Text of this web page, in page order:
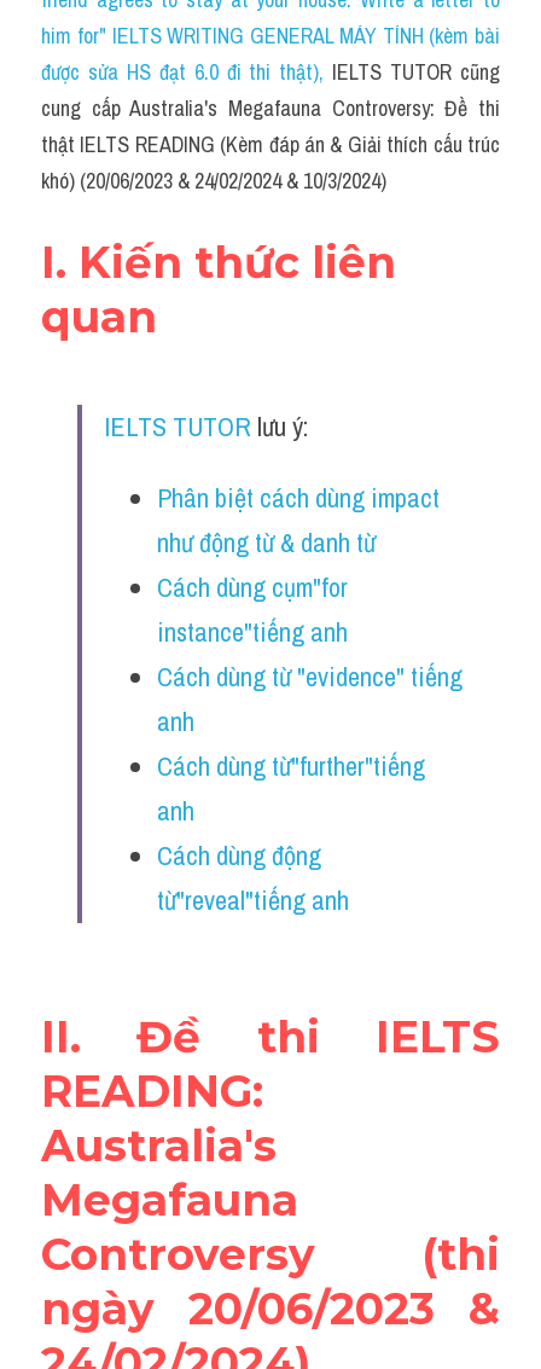
Grammar
Collocation
Cách paraphrase
Part 2
Verb
Cấu trúc câu
Đề thi thật Task 1
Cách dùng từ
Từ vựng theo tiền tố
Phân biệt từ
Report đề thi thật IELTS
Writing
Reading
Homepage
him for" IELTS WRITING GENERAL MÁY TÍNH (kèm bài
được sửa HS đạt 6.0 đi thi thật), IELTS TUTOR cũng
cung cấp Australia's Megafauna Controversy: Đề thi
thật IELTS READING (Kèm đáp án & Giải thích cấu trúc
khó) (20/06/2023 & 24/02/2024 & 10/3/2024)
I. Kiến thức liên
quan
IELTS TUTOR lưu ý:
Phân biệt cách dùng impact
như động từ & danh từ
Cách dùng cụm"for
instance"tiếng anh
Cách dùng từ "evidence" tiếng
anh
Cách dùng từ"further"tiếng
anh
Cách dùng động
từ"reveal"tiếng anh
II. Đề thi IELTS
READING:
Australia's
Megafauna
Controversy (thi
ngày 20/06/2023 &